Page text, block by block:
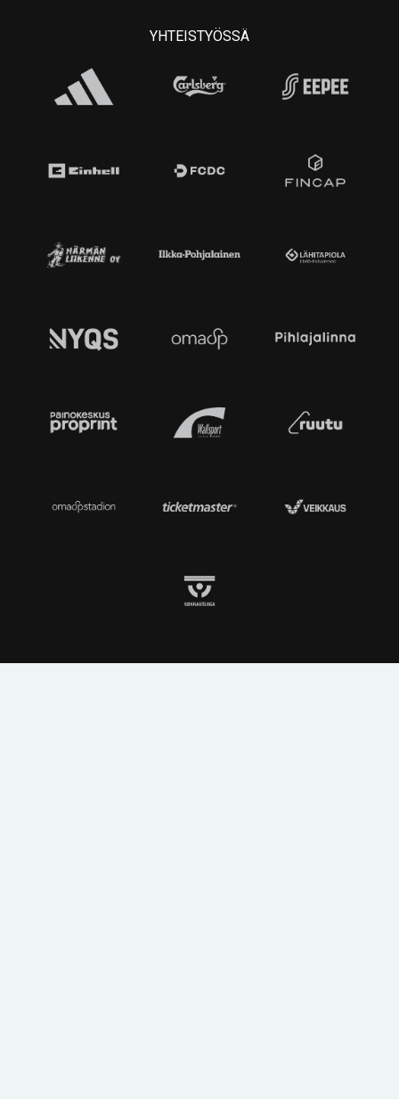
YHTEISTYÖSSÄ